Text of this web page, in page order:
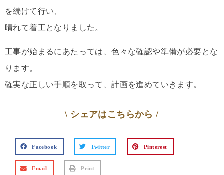
を続けて行い、
晴れて着工となりました。
工事が始まるにあたっては、色々な確認や準備が必要とな
ります。
確実な正しい手順を取って、計画を進めていきます。
\ シェアはこちらから /
Facebook Twitter Pinterest
Email Print